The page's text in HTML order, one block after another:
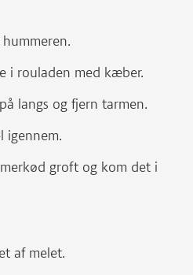
i rouladen med kæber.
langs og fjern tarmen.
igennem.
groft og kom det i
af melet.